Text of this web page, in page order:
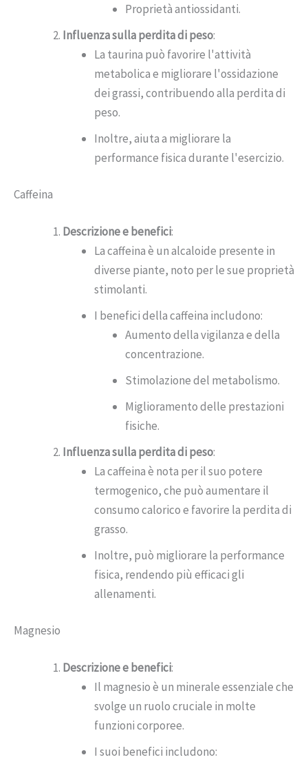
Proprietà antiossidanti.
Influenza sulla perdita di peso:
La taurina può favorire l'attività
metabolica e migliorare l'ossidazione
dei grassi, contribuendo alla perdita di
peso.
Inoltre, aiuta a migliorare la
performance fisica durante l'esercizio.
Caffeina
Descrizione e benefici:
La caffeina è un alcaloide presente in
diverse piante, noto per le sue proprietà
stimolanti.
I benefici della caffeina includono:
Aumento della vigilanza e della
concentrazione.
Stimolazione del metabolismo.
Miglioramento delle prestazioni
fisiche.
Influenza sulla perdita di peso:
La caffeina è nota per il suo potere
termogenico, che può aumentare il
consumo calorico e favorire la perdita di
grasso.
Inoltre, può migliorare la performance
fisica, rendendo più efficaci gli
allenamenti.
Magnesio
Descrizione e benefici:
Il magnesio è un minerale essenziale che
svolge un ruolo cruciale in molte
funzioni corporee.
I suoi benefici includono: